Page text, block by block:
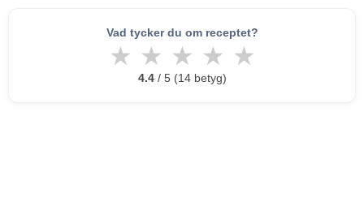
Vad tycker du om receptet?
★ ★ ★ ★ ★
4.4/ 5 (14 betyg)